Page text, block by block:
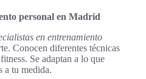
personal en Madrid
en entrenamiento
Conocen diferentes técnicas
Se adaptan a lo que
a tu medida.